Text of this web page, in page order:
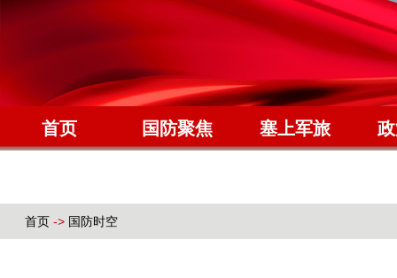
首页 国防聚焦 塞上军旅
首页 -> 国防时空